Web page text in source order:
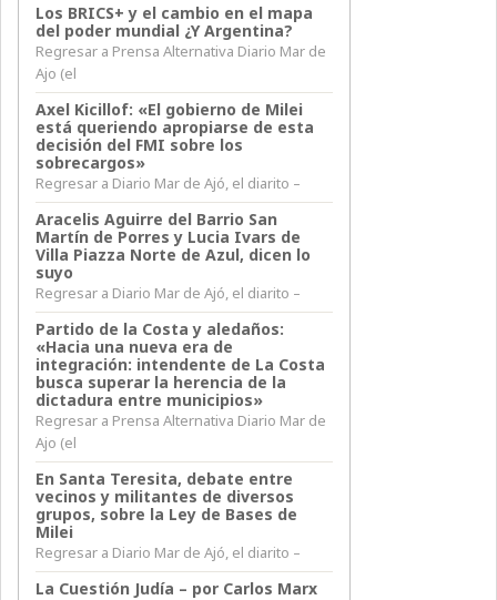
Los BRICS+ y el cambio en el mapa
del poder mundial ¿Y Argentina?
Regresar a Prensa Alternativa Diario Mar de
Ajo (el
Axel Kicillof: «El gobierno de Milei
está queriendo apropiarse de esta
decisión del FMI sobre los
sobrecargos»
Regresar a Diario Mar de Ajó, el diarito –
Aracelis Aguirre del Barrio San
Martín de Porres y Lucia Ivars de
Villa Piazza Norte de Azul, dicen lo
suyo
Regresar a Diario Mar de Ajó, el diarito –
Partido de la Costa y aledaños:
«Hacia una nueva era de
integración: intendente de La Costa
busca superar la herencia de la
dictadura entre municipios»
Regresar a Prensa Alternativa Diario Mar de
Ajo (el
En Santa Teresita, debate entre
vecinos y militantes de diversos
grupos, sobre la Ley de Bases de
Milei
Regresar a Diario Mar de Ajó, el diarito –
La Cuestión Judía – por Carlos Marx